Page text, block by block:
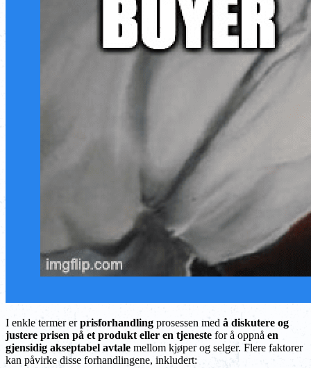
I enkle termer erprisforhandling prosessen med å diskutere og
justere prisen på et produkt eller en tjeneste for å oppnå en
gjensidig akseptabel avtale mellom kjøper og selger. Flere faktorer
kan påvirke disse forhandlingene, inkludert: